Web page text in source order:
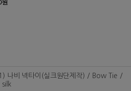
나비 넥타이(실크원단제작) / Bow Tie /